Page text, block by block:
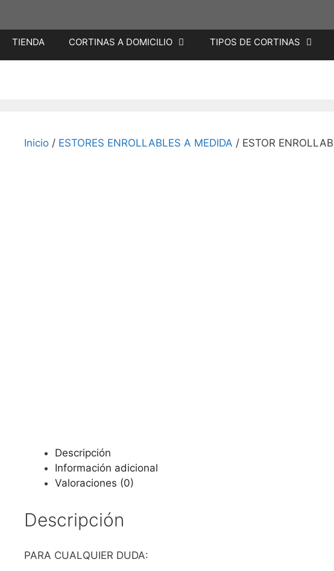
Saltar
contenido
TIENDA CORTINAS A DOMICILIO TIPOS DE CORTINAS
Inicio / ESTORES ENROLLABLES A MEDIDA / ESTOR
Descripción
Información adicional
Valoraciones (0)
Descripción
PARA CUALQUIER DUDA: